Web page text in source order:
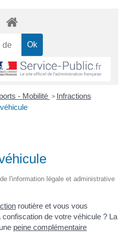
- Mobilité > Infractions
l'information légale et administrative
routière et vous vous
de votre véhicule ? La
peine complémentaire